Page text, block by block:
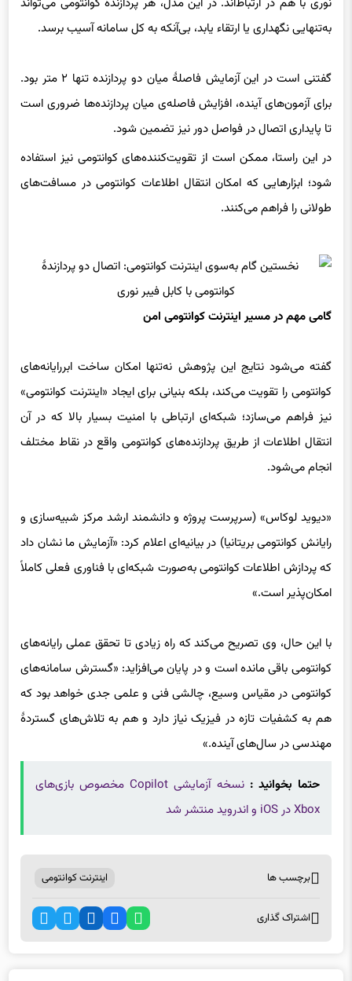
به‌تنهایی نگهداری یا ارتقاء یابد، بی‌آنکه به کل سامانه آسیب برسد.
گفتنی است در این آزمایش فاصلهٔ میان دو پردازنده تنها ۲ متر بود.
برای آزمون‌های آینده، افزایش فاصله‌ی میان پردازنده‌ها ضروری است
تا پایداری اتصال در فواصل دور نیز تضمین شود.
در این راستا، ممکن است از تقویت‌کننده‌های کوانتومی نیز استفاده
شود؛ ابزارهایی که امکان انتقال اطلاعات کوانتومی در مسافت‌های
طولانی را فراهم می‌کنند.
گامی مهم در مسیر اینترنت کوانتومی امن
گفته می‌شود نتایج این پژوهش نه‌تنها امکان ساخت ابررایانه‌های
کوانتومی را تقویت می‌کند، بلکه بنیانی برای ایجاد «اینترنت کوانتومی»
نیز فراهم می‌سازد؛ شبکه‌ای ارتباطی با امنیت بسیار بالا که در آن
انتقال اطلاعات از طریق پردازنده‌های کوانتومی واقع در نقاط مختلف
انجام می‌شود.
«دیوید لوکاس» (سرپرست پروژه و دانشمند ارشد مرکز شبیه‌سازی و
رایانش کوانتومی بریتانیا) در بیانیه‌ای اعلام کرد: «آزمایش ما نشان داد
که پردازش اطلاعات کوانتومی به‌صورت شبکه‌ای با فناوری فعلی کاملاً
امکان‌پذیر است.»
با این حال، وی تصریح می‌کند که راه زیادی تا تحقق عملی رایانه‌های
کوانتومی باقی مانده است و در پایان می‌افزاید: «گسترش سامانه‌های
کوانتومی در مقیاس وسیع، چالشی فنی و علمی جدی خواهد بود که
هم به کشفیات تازه در فیزیک نیاز دارد و هم به تلاش‌های گستردهٔ
مهندسی در سال‌های آینده.»
حتما بخوانید :
نسخه آزمایشی Copilot مخصوص بازی‌های
Xbox در iOS و اندروید منتشر شد
برچسب ها اینترنت کوانتومی
اشتراک گذاری